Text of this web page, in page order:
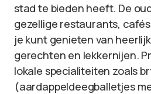
stad te bieden heeft. De
gezellige restaurants,
je kunt genieten van
gerechten en lekkernijen.
lokale specialiteiten zoals
(aardappeldeegballetjes